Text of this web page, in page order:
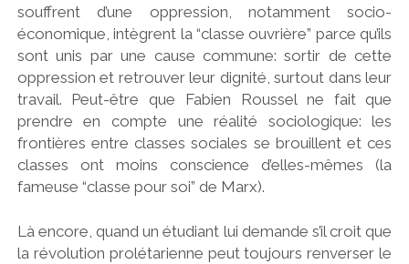
souffrent d’une oppression, notamment socio-
économique, intègrent la “classe ouvrière” parce qu’ils
sont unis par une cause commune: sortir de cette
oppression et retrouver leur dignité, surtout dans leur
travail. Peut-être que Fabien Roussel ne fait que
prendre en compte une réalité sociologique: les
frontières entre classes sociales se brouillent et ces
classes ont moins conscience d’elles-mêmes (la
fameuse “classe pour soi” de Marx).
Là encore, quand un étudiant lui demande s’il croit que
la révolution prolétarienne peut toujours renverser le